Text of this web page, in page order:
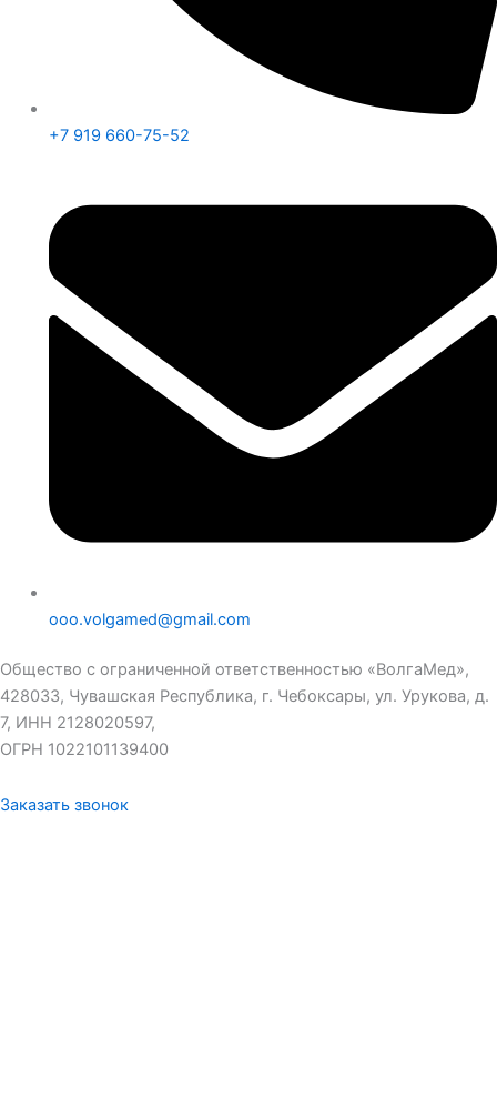
+7 919 660-75-52
ooo.volgamed@gmail.com
Общество с ограниченной ответственностью «ВолгаМед»,
428033, Чувашская Республика, г. Чебоксары, ул. Урукова, д.
7, ИНН 2128020597,
ОГРН 1022101139400
Заказать звонок